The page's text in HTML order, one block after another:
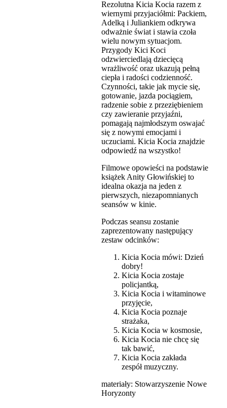
Rezolutna Kicia Kocia razem z
wiernymi przyjaciółmi: Packiem,
Adelką i Juliankiem odkrywa
odważnie świat i stawia czoła
wielu nowym sytuacjom.
Przygody Kici Koci
odzwierciedlają dziecięcą
wrażliwość oraz ukazują pełną
ciepła i radości codzienność.
Czynności, takie jak mycie się,
gotowanie, jazda pociągiem,
radzenie sobie z przeziębieniem
czy zawieranie przyjaźni,
pomagają najmłodszym oswajać
się z nowymi emocjami i
uczuciami. Kicia Kocia znajdzie
odpowiedź na wszystko!
Filmowe opowieści na podstawie
książek Anity Głowińskiej to
idealna okazja na jeden z
pierwszych, niezapomnianych
seansów w kinie.
Podczas seansu zostanie
zaprezentowany następujący
zestaw odcinków:
Kicia Kocia mówi: Dzień
dobry!
Kicia Kocia zostaje
policjantką,
Kicia Kocia i witaminowe
przyjęcie,
Kicia Kocia poznaje
strażaka,
Kicia Kocia w kosmosie,
Kicia Kocia nie chcę się
tak bawić,
Kicia Kocia zakłada
zespół muzyczny.
materiały: Stowarzyszenie Nowe
Horyzonty